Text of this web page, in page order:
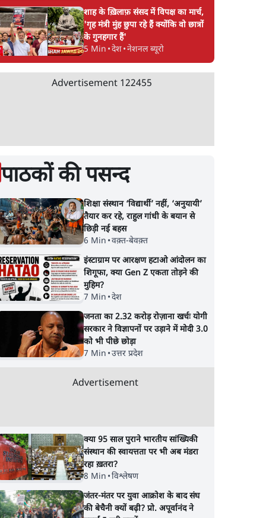
शाह के ख़िलाफ़ संसद में विपक्ष का मार्च,
'गृह मंत्री मुंह छुपा रहे हैं क्योंकि वो छात्रों
के गुनहगार हैं'
5 Min •देश•नेशनल ब्यूरो
Advertisement 122455
पाठकों की पसन्द
शिक्षा संस्थान ‘विद्यार्थी’ नहीं, ‘अनुयायी’
तैयार कर रहे, राहुल गांधी के बयान से
छिड़ी नई बहस
6 Min •वक़्त-बेवक़्त
इंस्टाग्राम पर आरक्षण हटाओ आंदोलन का
शिगूफा, क्या Gen Z एकता तोड़ने की
मुहिम?
7 Min •देश
जनता का 2.32 करोड़ रोज़ाना खर्चः योगी
सरकार ने विज्ञापनों पर उड़ाने में मोदी 3.0
को भी पीछे छोड़ा
7 Min •उत्तर प्रदेश
Advertisement
क्या 95 साल पुराने भारतीय सांख्यिकी
संस्थान की स्वायत्तता पर भी अब मंडरा
रहा ख़तरा?
8 Min •विश्लेषण
जंतर-मंतर पर युवा आक्रोश के बाद संघ
की बेचैनी क्यों बढ़ी? प्रो. अपूर्वानंद ने